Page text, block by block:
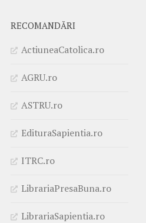
RECOMANDĂRI
ActiuneaCatolica.ro
AGRU.ro
ASTRU.ro
EdituraSapientia.ro
ITRC.ro
LibrariaPresaBuna.ro
LibrariaSapientia.ro